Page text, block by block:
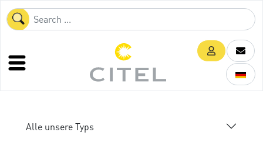
Alle unsere Typs